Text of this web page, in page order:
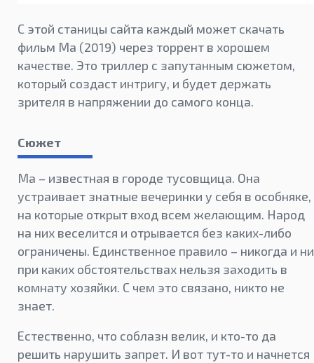
С этой станицы сайта каждый может скачать
фильм Ма (2019) через торрент в хорошем
качестве. Это триллер с запутанным сюжетом,
который создаст интригу, и будет держать
зрителя в напряжении до самого конца.
Сюжет
Ма – известная в городе тусовщица. Она
устраивает знатные вечеринки у себя в особняке,
на которые открыт вход всем желающим. Народ
на них веселится и отрывается без каких-либо
ограничены. Единственное правило – никогда и ни
при каких обстоятельствах нельзя заходить в
комнату хозяйки. С чем это связано, никто не
знает.
Естественно, что соблазн велик, и кто-то да
решить нарушить запрет. И вот тут-то и начнется